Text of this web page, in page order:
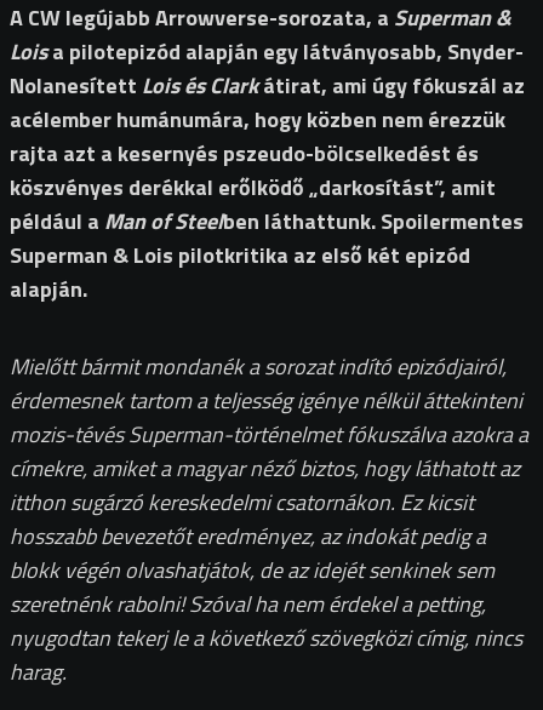
A CW legújabb Arrowverse-sorozata, a Superman &
Loisa pilotepizód alapján egy látványosabb, Snyder-
Nolanesített Lois és Clarkátirat, ami úgy fókuszál az
acélember humánumára, hogy közben nem érezzük
rajta azt a kesernyés pszeudo-bölcselkedést és
köszvényes derékkal erőlködő „darkosítást”, amit
például a Man of Steelben láthattunk. Spoilermentes
Superman & Lois pilotkritika az első két epizód
alapján.
Mielőtt bármit mondanék a sorozat indító epizódjairól,
érdemesnek tartom a teljesség igénye nélkül áttekinteni
mozis-tévés Superman-történelmet fókuszálva azokra a
címekre, amiket a magyar néző biztos, hogy láthatott az
itthon sugárzó kereskedelmi csatornákon. Ez kicsit
hosszabb bevezetőt eredményez, az indokát pedig a
blokk végén olvashatjátok, de az idejét senkinek sem
szeretnénk rabolni! Szóval ha nem érdekel a petting,
nyugodtan tekerj le a következő szövegközi címig, nincs
harag.